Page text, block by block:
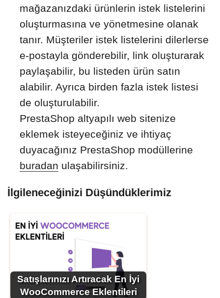
mağazanızdaki ürünlerin istek listelerini
oluşturmasına ve yönetmesine olanak
tanır. Müşteriler istek listelerini dilerlerse
e-postayla gönderebilir, link oluşturarak
paylaşabilir, bu listeden ürün satın
alabilir. Ayrıca birden fazla istek listesi
de oluşturulabilir.
PrestaShop altyapılı web sitenize
eklemek isteyeceğiniz ve ihtiyaç
duyacağınız PrestaShop modüllerine
buradan ulaşabilirsiniz.
İlgileneceğinizi Düşündüklerimiz
Satışlarınızı Artıracak En İyi
WooCommerce Eklentileri